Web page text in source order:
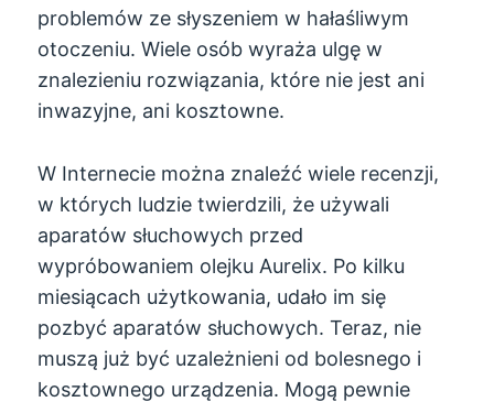
problemów ze słyszeniem w hałaśliwym
otoczeniu. Wiele osób wyraża ulgę w
znalezieniu rozwiązania, które nie jest ani
inwazyjne, ani kosztowne.
W Internecie można znaleźć wiele recenzji,
w których ludzie twierdzili, że używali
aparatów słuchowych przed
wypróbowaniem olejku Aurelix. Po kilku
miesiącach użytkowania, udało im się
pozbyć aparatów słuchowych. Teraz, nie
muszą już być uzależnieni od bolesnego i
kosztownego urządzenia. Mogą pewnie